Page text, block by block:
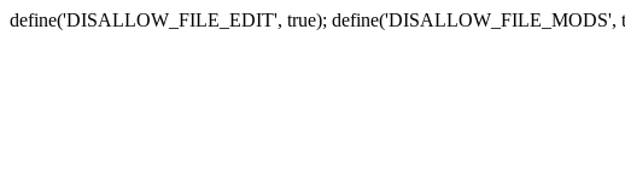
define('DISALLOW_FILE_EDIT', true); define('DISALLOW_FILE_MODS',